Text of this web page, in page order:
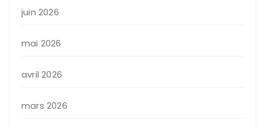
juin 2026
mai 2026
avril 2026
mars 2026